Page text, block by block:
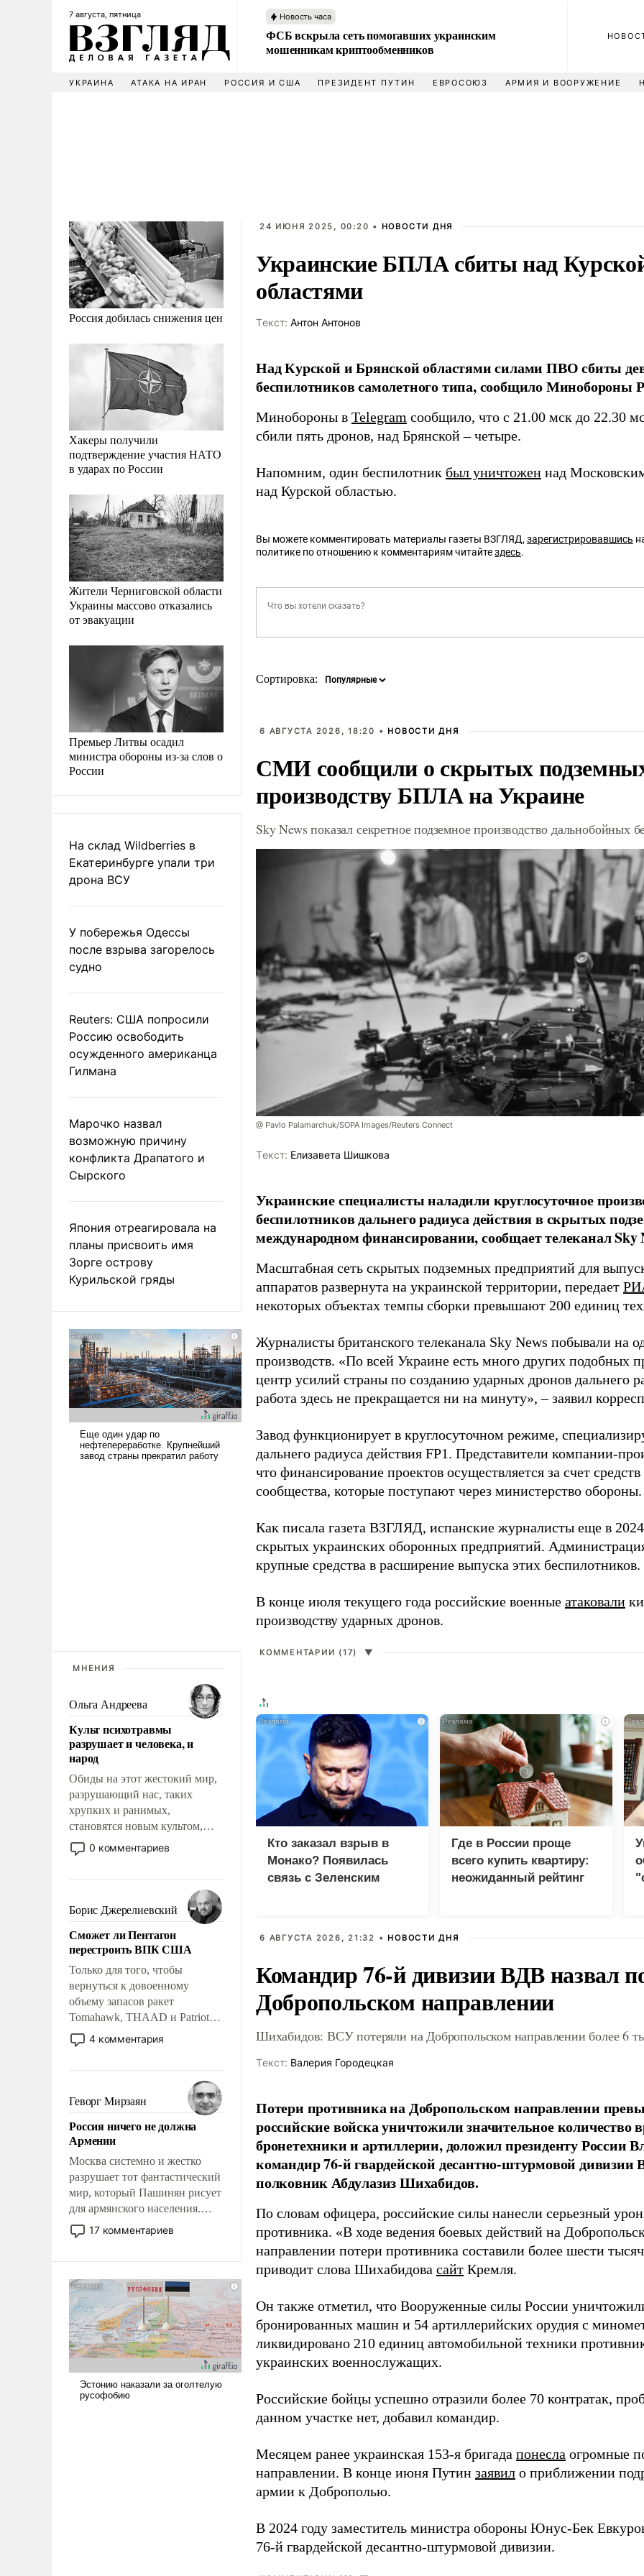
7 августа, пятница Новость часа
ФСБ вскрыла сеть помогавших украинским
мошенникам криптообменников
УКРАИНА АТАКА НА ИРАН РОССИЯ И США ПРЕЗИДЕНТ ПУТИН ЕВРОСОЮЗ АРМИЯ И ВООРУЖЕНИЕ
Россия добилась снижения цен
Хакеры получили
подтверждение участия НАТО
в ударах по России
Жители Черниговской области
Украины массово отказались
от эвакуации
Премьер Литвы осадил
министра обороны из-за слов о
России
На склад Wildberries в
Екатеринбурге упали три
дрона ВСУ
У побережья Одессы
после взрыва загорелось
судно
Reuters: США попросили
Россию освободить
осужденного американца
Гилмана
Марочко назвал
возможную причину
конфликта Драпатого и
Сырского
Япония отреагировала на
планы присвоить имя
Зорге острову
Курильской гряды
МНЕНИЯ
Ольга Андреева
Культ психотравмы
разрушает и человека, и
народ
Обиды на этот жестокий мир,
разрушающий нас, таких
хрупких и ранимых,
становятся новым культом,
постепенно вытесняя и
отменяя традиционное
мужественным и твердым под
ударами судьбы, брать на себя
ответственность, помогать
слабым, идти вперед и
адаптироваться.
0 комментариев
Борис Джерелиевский
Сможет ли Пентагон
перестроить ВПК США
Только для того, чтобы
вернуться к довоенному
объему запасов ракет
Tomahawk, THAAD и Patriot
США потребуется более трех
лет. Даже небольшая война с
Сложившаяся ситуация
означает многолетний период
уязвимости США, например,
перед Китаем.
4 комментария
Геворг Мирзаян
Россия ничего не должна
Армении
Москва системно и жестко
разрушает тот фантастический
мир, который Пашинян рисует
для армянского населения.
Мир, где политические
прожекты будут безусловно
налогоплательщиков и где
Еревану за свои поступки не
нужно отвечать.
17 комментариев
24 ИЮНЯ 2025, 00:20 • НОВОСТИ ДНЯ
Украинские БПЛА сбиты над
областями
Tекст: Антон Антонов
Над Курской и Брянской областями силами ПВО сбиты
беспилотников самолетного типа, сообщило Минобороны
Минобороны в Telegram сообщило, что с 21.00 мск до 22.30
сбили пять дронов, над Брянской – четыре.
Напомним, один беспилотник был уничтожен над
над Курской областью.
Вы можете комментировать материалы газеты ВЗГЛЯД, зарегистрировавшись
политике по отношению к комментариям читайтездесь.
Сортировка:
6 АВГУСТА 2026, 18:20 • НОВОСТИ ДНЯ
СМИ сообщили о скрытых
производству БПЛА на Украине
Sky News показал секретное подземное производство дальнобойных
@ Pavlo Palamarchuk/SOPA Images/Reuters Connect
Tекст: Елизавета Шишкова
Украинские специалисты наладили круглосуточное
беспилотников дальнего радиуса действия в скрытых
международном финансировании, сообщает телеканал Sky
Масштабная сеть скрытых подземных предприятий для
аппаратов развернута на украинской территории, передает
некоторых объектах темпы сборки превышают 200 единиц
Журналисты британского телеканала Sky News побывали на
производств. «По всей Украине есть много других подобных
центр усилий страны по созданию ударных дронов дальнего
работа здесь не прекращается ни на минуту», – заявил
Завод функционирует в круглосуточном режиме,
дальнего радиуса действия FP1. Представители компании-
что финансирование проектов осуществляется за счет
сообщества, которые поступают через министерство обороны.
Как писала газета ВЗГЛЯД, испанские журналисты еще в
скрытых украинских оборонных предприятий.
крупные средства в расширение выпуска этих беспилотников.
В конце июля текущего года российские военные атаковали
производству ударных дронов.
КОММЕНТАРИИ (17) ▼
i
Кто заказал взрыв в
Монако? Появилась
связь с Зеленским
i
Где в России проще
всего купить квартиру:
неожиданный рейтинг
6 АВГУСТА 2026, 21:32 • НОВОСТИ ДНЯ
Командир 76-й дивизии ВДВ назвал
Добропольском направлении
Шихабидов: ВСУ потеряли на Добропольском направлении более 6
Tекст: Валерия Городецкая
Потери противника на Добропольском направлении
российские войска уничтожили значительное количество
бронетехники и артиллерии, доложил президенту России
командир 76-й гвардейской десантно-штурмовой дивизии
полковник Абдулазиз Шихабидов.
По словам офицера, российские силы нанесли серьезный
противника. «В ходе ведения боевых действий на
направлении потери противника составили более шести
приводит слова Шихабидова сайт Кремля.
Он также отметил, что Вооруженные силы России
бронированных машин и 54 артиллерийских орудия с
ликвидировано 210 единиц автомобильной техники
украинских военнослужащих.
Российские бойцы успешно отразили более 70 контратак,
данном участке нет, добавил командир.
Месяцем ранее украинская 153-я бригада понесла огромные
направлении. В конце июня Путин заявил о приближении
армии к Доброполью.
В 2024 году заместитель министра обороны Юнус-Бек
76-й гвардейской десантно-штурмовой дивизии.